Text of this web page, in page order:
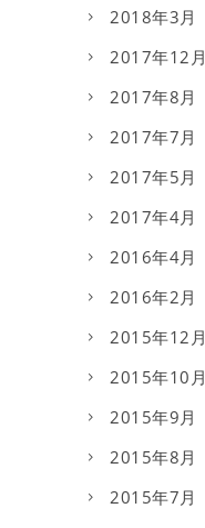
2018年3月
2017年12月
2017年8月
2017年7月
2017年5月
2017年4月
2016年4月
2016年2月
2015年12月
2015年10月
2015年9月
2015年8月
2015年7月